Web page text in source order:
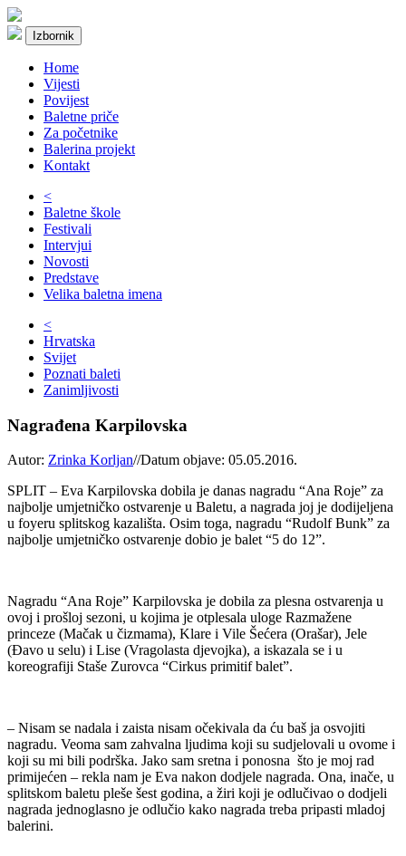
Izbornik
Home
Vijesti
Povijest
Baletne priče
Za početnike
Balerina projekt
Kontakt
<
Baletne škole
Festivali
Intervjui
Novosti
Predstave
Velika baletna imena
<
Hrvatska
Svijet
Poznati baleti
Zanimljivosti
Nagrađena Karpilovska
Autor: Zrinka Korljan//Datum objave: 05.05.2016.
SPLIT – Eva Karpilovska dobila je danas nagradu “Ana Roje” za
najbolje umjetničko ostvarenje u Baletu, a nagrada joj je dodijeljena
u foyeru splitskog kazališta. Osim toga, nagradu “Rudolf Bunk” za
najbolje umjetničko ostvarenje dobio je balet “5 do 12”.
Nagradu “Ana Roje” Karpilovska je dobila za plesna ostvarenja u
ovoj i prošloj sezoni, u kojima je otplesala uloge Razmažene
princeze (Mačak u čizmama), Klare i Vile Šećera (Orašar), Jele
(Đavo u selu) i Lise (Vragolasta djevojka), a iskazala se i u
koreografiji Staše Zurovca “Cirkus primitif balet”.
– Nisam se nadala i zaista nisam očekivala da ću baš ja osvojiti
nagradu. Veoma sam zahvalna ljudima koji su sudjelovali u ovome i
koji su mi bili podrška. Jako sam sretna i ponosna što je moj rad
primijećen – rekla nam je Eva nakon dodjele nagrada. Ona, inače, u
splitskom baletu pleše šest godina, a žiri koji je odlučivao o dodjeli
nagrada jednoglasno je odlučio kako nagrada treba pripasti mladoj
balerini.